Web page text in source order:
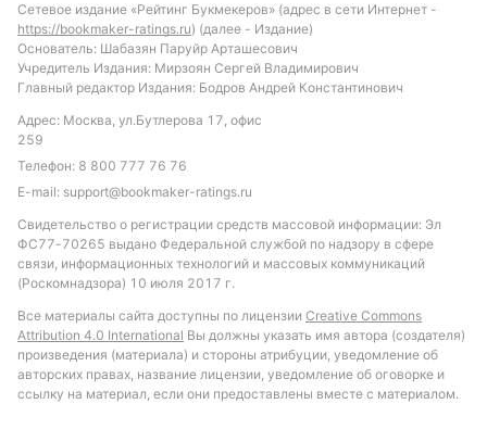
Сетевое издание «Рейтинг Букмекеров» (адрес в сети Интернет -
https://bookmaker-ratings.ru) (далее - Издание)
Основатель: Шабазян Паруйр Арташесович
Учредитель Издания: Мирзоян Сергей Владимирович
Главный редактор Издания: Бодров Андрей Константинович
Адрес: Москва, ул.Бутлерова 17, офис
259
Телефон: 8 800 777 76 76
E-mail: support@bookmaker-ratings.ru
Свидетельство о регистрации средств массовой информации: Эл
ФС77-70265 выдано Федеральной службой по надзору в сфере
связи, информационных технологий и массовых коммуникаций
(Роскомнадзора) 10 июля 2017 г.
Все материалы сайта доступны по лицензии Creative Commons
Attribution 4.0 International Вы должны указать имя автора (создателя)
произведения (материала) и стороны атрибуции, уведомление об
авторских правах, название лицензии, уведомление об оговорке и
ссылку на материал, если они предоставлены вместе с материалом.